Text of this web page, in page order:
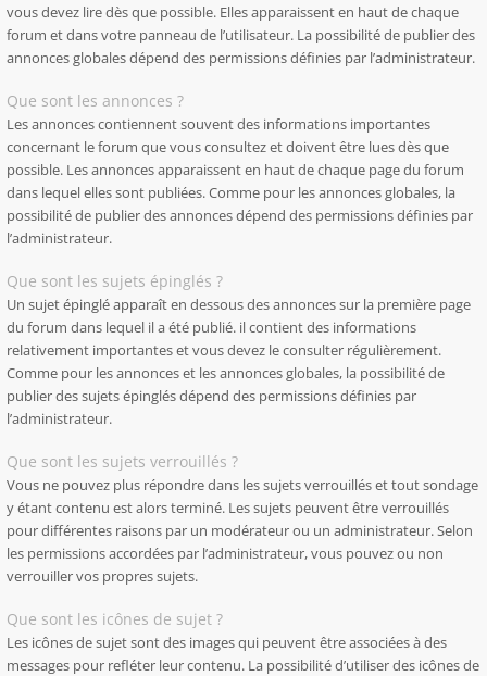
vous devez lire dès que possible. Elles apparaissent en haut de chaque
forum et dans votre panneau de l’utilisateur. La possibilité de publier des
annonces globales dépend des permissions définies par l’administrateur.
Que sont les annonces ?
Les annonces contiennent souvent des informations importantes
concernant le forum que vous consultez et doivent être lues dès que
possible. Les annonces apparaissent en haut de chaque page du forum
dans lequel elles sont publiées. Comme pour les annonces globales, la
possibilité de publier des annonces dépend des permissions définies par
l’administrateur.
Que sont les sujets épinglés ?
Un sujet épinglé apparaît en dessous des annonces sur la première page
du forum dans lequel il a été publié. il contient des informations
relativement importantes et vous devez le consulter régulièrement.
Comme pour les annonces et les annonces globales, la possibilité de
publier des sujets épinglés dépend des permissions définies par
l’administrateur.
Que sont les sujets verrouillés ?
Vous ne pouvez plus répondre dans les sujets verrouillés et tout sondage
y étant contenu est alors terminé. Les sujets peuvent être verrouillés
pour différentes raisons par un modérateur ou un administrateur. Selon
les permissions accordées par l’administrateur, vous pouvez ou non
verrouiller vos propres sujets.
Que sont les icônes de sujet ?
Les icônes de sujet sont des images qui peuvent être associées à des
messages pour refléter leur contenu. La possibilité d’utiliser des icônes de